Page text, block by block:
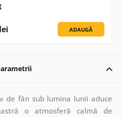
ADAUGĂ
de fân sub lumina lunii aduce
o atmosferă calmă de